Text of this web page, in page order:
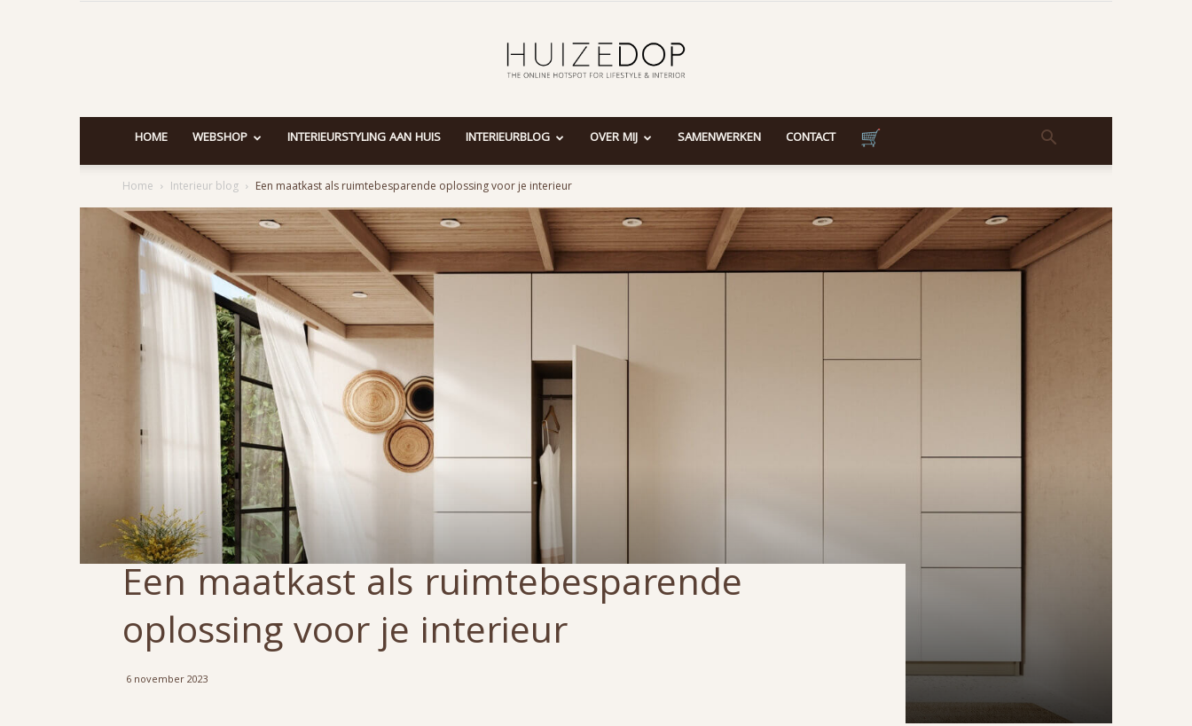
HOME WEBSHOP INTERIEURSTYLING AAN HUIS INTERIEURBLOG OVER MIJ SAMENWERKEN CONTACT
Home Interieur blog Een maatkast als ruimtebesparende oplossing voor je interieur
Een maatkast als ruimtebesparende
oplossing voor je interieur
6 november 2023